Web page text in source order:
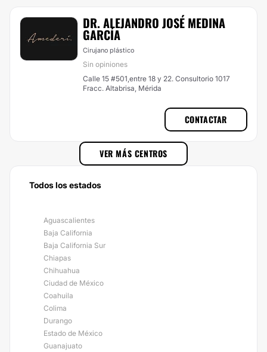
DR. ALEJANDRO JOSÉ MEDINA
GARCÍA
Cirujano plástico
Sin opiniones
Calle 15 #501,entre 18 y 22. Consultorio 1017
Fracc. Altabrisa, Mérida
CONTACTAR
VER MÁS CENTROS
Todos los estados
Aguascalientes
Baja California
Baja California Sur
Chiapas
Chihuahua
Ciudad de México
Coahuila
Colima
Durango
Estado de México
Guanajuato